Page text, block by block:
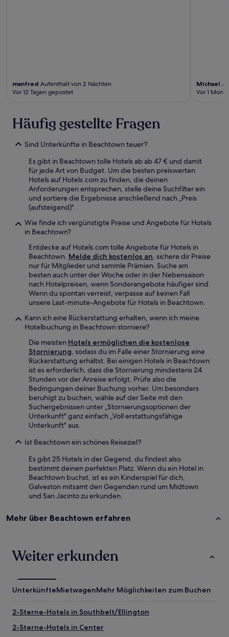
manfred Aufenthalt von 2 Nächten
Vor 12 Tagen gepostet
Michael
Vor 1
Häufig gestellte Fragen
Sind Unterkünfte in Beachtown teuer?
Es gibt in Beachtown tolle Hotels ab ab 47 € und damit
für jede Art von Budget. Um die besten preiswerten
Hotels auf Hotels.com zu finden, die deinen
Anforderungen entsprechen, stelle deine Suchfilter ein
und sortiere die Ergebnisse anschließend nach „Preis
(aufsteigend)".
Wie finde ich vergünstigte Preise und Angebote für Hotels
in Beachtown?
Entdecke auf Hotels.com tolle Angebote für Hotels in
Beachtown. Melde dich kostenlos an, sichere dir Preise
nur für Mitglieder und sammle Prämien. Suche am
besten auch unter der Woche oder in der Nebensaison
nach Hotelpreisen, wenn Sonderangebote häufiger sind.
Wenn du spontan verreist, verpasse auf keinen Fall
unsere Last-minute-Angebote für Hotels in Beachtown.
Kann ich eine Rückerstattung erhalten, wenn ich meine
Hotelbuchung in Beachtown storniere?
Die meisten Hotels ermöglichen die kostenlose
Stornierung, sodass du im Falle einer Stornierung eine
Rückerstattung erhältst. Bei einigen Hotels in Beachtown
ist es erforderlich, dass die Stornierung mindestens 24
Stunden vor der Anreise erfolgt. Prüfe also die
Bedingungen deiner Buchung vorher. Um besonders
beruhigt zu buchen, wähle auf der Seite mit den
Suchergebnissen unter „Stornierungsoptionen der
Unterkunft" ganz einfach „Voll erstattungsfähige
Unterkunft" aus.
Ist Beachtown ein schönes Reiseziel?
Es gibt 25 Hotels in der Gegend, du findest also
bestimmt deinen perfekten Platz. Wenn du ein Hotel in
Beachtown buchst, ist es ein Kinderspiel für dich,
Galveston mitsamt den Gegenden rund um Midtown
und San Jacinto zu erkunden.
Mehr über Beachtown erfahren
Weiter erkunden
UnterkünfteMietwagenMehr Möglichkeiten zum Buchen
2-Sterne-Hotels in Southbelt/Ellington
2-Sterne-Hotels in Center